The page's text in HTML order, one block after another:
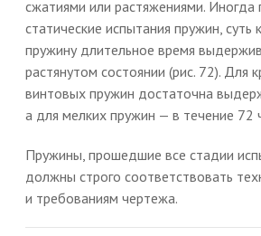
сжатиями или растяжениями. Иногда
статические испытания пружин,
пружину длительное время
растянутом состоянии (рис. 72). Для
винтовых пружин достаточна
а для мелких пружин — в течение 72
Пружины, прошедшие все стадии
должны строго соответствовать
и требованиям чертежа.